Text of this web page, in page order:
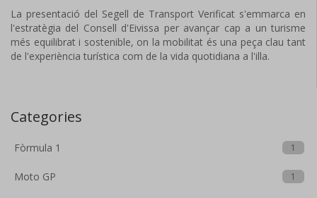
La presentació del Segell de Transport Verificat s'emmarca en
l'estratègia del Consell d'Eivissa per avançar cap a un turisme
més equilibrat i sostenible, on la mobilitat és una peça clau tant
de l'experiència turística com de la vida quotidiana a l'illa.
Categories
Fòrmula 1 1
Moto GP 1